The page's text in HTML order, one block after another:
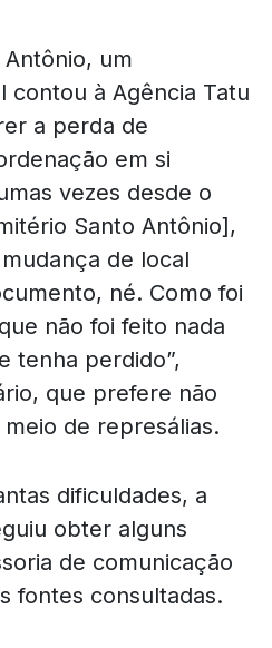
um
contou à Agência Tatu
a perda de
em si
vezes desde o
Santo Antônio],
de local
né. Como foi
não foi feito nada
tenha perdido”,
que prefere não
de represálias.
dificuldades, a
obter alguns
de comunicação
fontes consultadas.